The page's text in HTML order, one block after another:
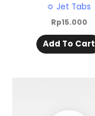
≎ Jet Tabs
Rp15.000
Add To Cart